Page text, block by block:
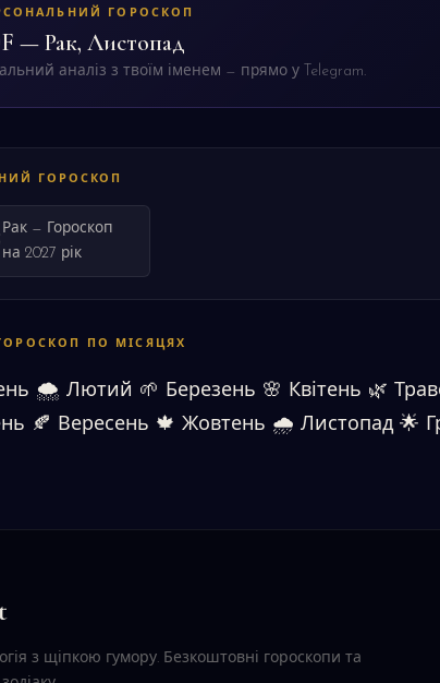
ГОРОСКОП
— Рак, Листопад
аналіз з твоїм іменем — прямо у Telegram.
ГОРОСКОП
Рак — Гороскоп
на 2027 рік
ПО МІСЯЦЯХ
🌨 Лютий 🌱 Березень 🌸 Квітень 🌿
🍂 Вересень 🍁 Жовтень 🌧 Листопад 🌟
з щіпкою гумору. Безкоштовні гороскопи та